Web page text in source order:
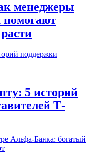
менеджеры
5 историй
Т-